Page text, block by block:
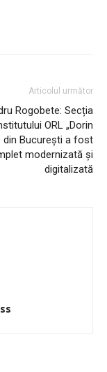
Articolul următor
Rogobete: Secția
ORL „Dorin
din București a fost
modernizată și
digitalizată